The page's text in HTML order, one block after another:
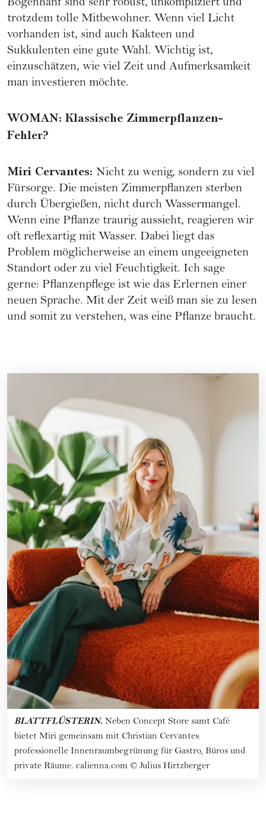
Bogenhanf sind sehr robust, unkompliziert und
trotzdem tolle Mitbewohner. Wenn viel Licht
vorhanden ist, sind auch Kakteen und
Sukkulenten eine gute Wahl. Wichtig ist,
einzuschätzen, wie viel Zeit und Aufmerksamkeit
man investieren möchte.
WOMAN: Klassische Zimmerpflanzen-
Fehler?
Miri Cervantes: Nicht zu wenig, sondern zu viel
Fürsorge. Die meisten Zimmerpflanzen sterben
durch Übergießen, nicht durch Wassermangel.
Wenn eine Pflanze traurig aussieht, reagieren wir
oft reflexartig mit Wasser. Dabei liegt das
Problem möglicherweise an einem ungeeigneten
Standort oder zu viel Feuchtigkeit. Ich sage
gerne: Pflanzenpflege ist wie das Erlernen einer
neuen Sprache. Mit der Zeit weiß man sie zu lesen
und somit zu verstehen, was eine Pflanze braucht.
BLATTFLÜSTERIN. Neben Concept Store samt Café
bietet Miri gemeinsam mit Christian Cervantes
professionelle Innenraumbegrünung für Gastro, Büros und
private Räume. calienna.com © Julius Hirtzberger